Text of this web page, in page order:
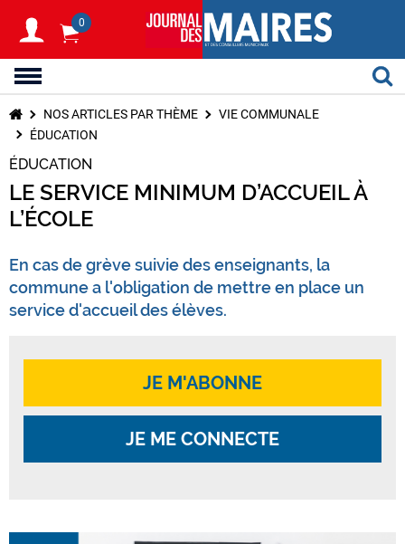
0
NOS ARTICLES PAR THÈME
VIE COMMUNALE
ÉDUCATION
ÉDUCATION
LE SERVICE MINIMUM D’ACCUEIL À
L’ÉCOLE
En cas de grève suivie des enseignants, la
commune a l'obligation de mettre en place un
service d'accueil des élèves.
JE M'ABONNE
JE ME CONNECTE